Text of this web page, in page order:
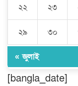
২২ ২৩
২৯ ৩০
« জুলাই
[bangla_date]